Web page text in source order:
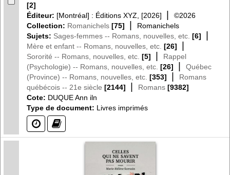
[2]
Éditeur: [Montréal] : Éditions XYZ, [2026] |
©2026
Collection: Romanichels [75] |
Romanichels
Sujets: Sages-femmes -- Romans, nouvelles, etc. [6] |
Mère et enfant -- Romans, nouvelles, etc. [26] |
Sororité -- Romans, nouvelles, etc. [5] |
Rappel
(Psychologie) -- Romans, nouvelles, etc. [26] |
Québec
(Province) -- Romans, nouvelles, etc. [353] |
Romans
québécois -- 21e siècle [2144] | Romans [9382]
Cote: DUQUE Ann iln
Type de document: Livres imprimés
(?) (?)